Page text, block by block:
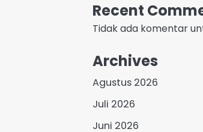
Recent
Tidak ada komentar
Archives
Agustus 2026
Juli 2026
Juni 2026